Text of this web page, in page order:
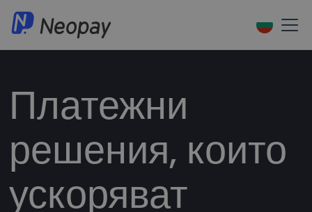
Платежни
решения, които
ускоряват